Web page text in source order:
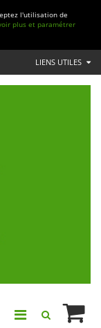
l'utilisation de
plus et paramétrer
LIENS UTILES